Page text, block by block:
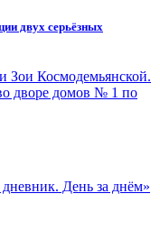
двух серьёзных
Зои Космодемьянской.
дворе домов № 1 по
День за днём»